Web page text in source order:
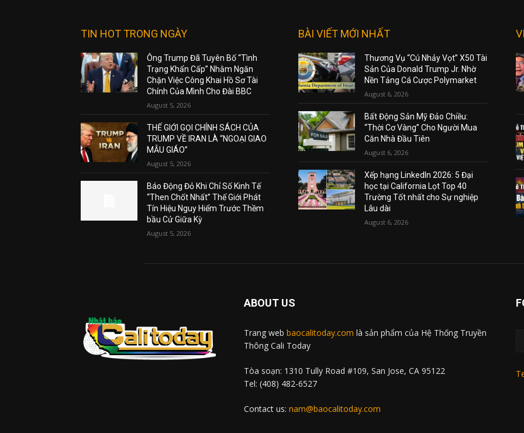
TIN HOT TRONG NGÀY
Ông Trump Đã Tuyên Bố “Tình
Trạng Khẩn Cấp” Nhằm Ngăn
Chặn Việc Công Khai Hồ Sơ Tài
Chính Của Mình Cho Đài BBC
August 5, 2026
THẾ GIỚI GỌI CHÍNH SÁCH CỦA
TRUMP VỀ IRAN LÀ “NGOẠI GIAO
MẪU GIÁO”
August 5, 2026
Báo Động Đỏ Khi Chỉ Số Kinh Tế
“Then Chốt Nhất” Thế Giới Phát
Tín Hiệu Nguy Hiểm Trước Thềm
bầu Cử Giữa Kỳ
August 5, 2026
BÀI VIẾT MỚI NHẤT
Thương Vụ “Cú Nhảy Vọt” X50 Tài
Sản Của Donald Trump Jr. Nhờ
Nền Tảng Cá Cược Polymarket
August 6, 2026
Bất Động Sản Mỹ Đảo Chiều:
“Thời Cơ Vàng” Cho Người Mua
Căn Nhà Đầu Tiên
August 6, 2026
Xếp hạng LinkedIn 2026: 5 Đại
học tại California Lọt Top 40
Trường Tốt nhất cho Sự nghiệp
Lâu dài
August 6, 2026
ABOUT US
Trang web baocalitoday.com là sản phẩm của Hệ Thống Truyền
Thông Cali Today
Tòa soạn: 1310 Tully Road #109, San Jose, CA 95122
Tel: (408) 482-6527
Contact us: nam@baocalitoday.com